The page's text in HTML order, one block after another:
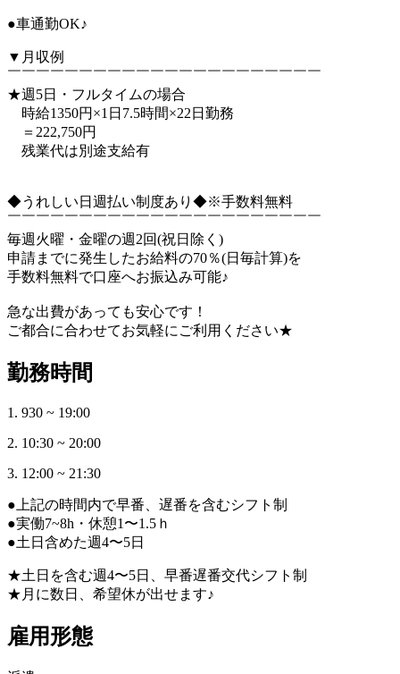
●車通勤OK♪
▼月収例
￣￣￣￣￣￣￣￣￣￣￣￣￣￣￣￣￣￣￣￣￣￣
★週5日・フルタイムの場合
時給1350円×1日7.5時間×22日勤務
＝222,750円
残業代は別途支給有
◆うれしい日週払い制度あり◆※手数料無料
￣￣￣￣￣￣￣￣￣￣￣￣￣￣￣￣￣￣￣￣￣￣
毎週火曜・金曜の週2回(祝日除く)
申請までに発生したお給料の70％(日毎計算)を
手数料無料で口座へお振込み可能♪
急な出費があっても安心です！
ご都合に合わせてお気軽にご利用ください★
勤務時間
1. 930 ~ 19:00
2. 10:30 ~ 20:00
3. 12:00 ~ 21:30
●上記の時間内で早番、遅番を含むシフト制
●実働7~8h・休憩1〜1.5ｈ
●土日含めた週4〜5日
★土日を含む週4〜5日、早番遅番交代シフト制
★月に数日、希望休が出せます♪
雇用形態